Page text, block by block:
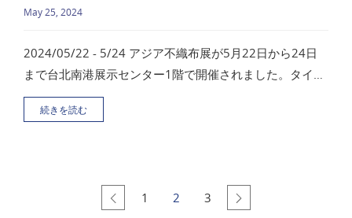
May 25, 2024
2024/05/22 - 5/24 アジア不織布展が5月22日から24日
まで台北南港展示センター1階で開催されました。タイワ
ン スパンレース積極的に出展し、各種原反や加工完成品
を展示しました。タイワン
続きを読む
1 2 3